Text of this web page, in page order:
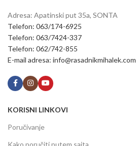
Adresa: Apatinski put 35a, SONTA
Telefon: 063/174-6925
Telefon: 063/7424-337
Telefon: 062/742-855
E-mail adresa: info@rasadnikmihalek.com
KORISNI LINKOVI
Poručivanje
Kako poručiti putem sajta